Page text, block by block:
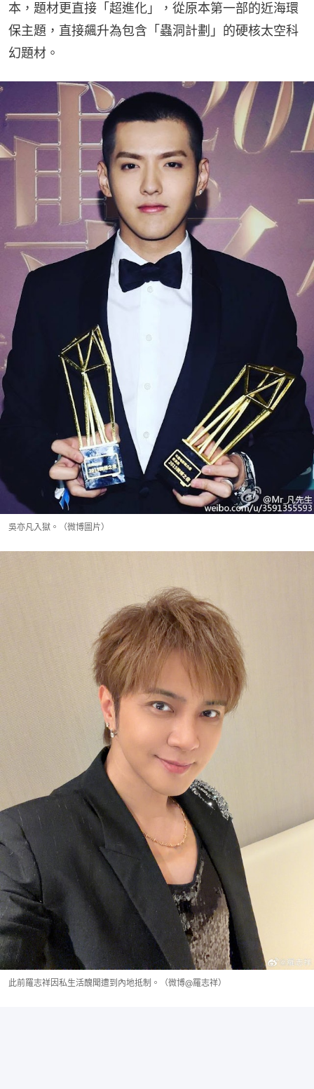
本，題材更直接「超進化」，從原本第一部的近海環
保主題，直接飆升為包含「蟲洞計劃」的硬核太空科
幻題材。
吳亦凡入獄。（微博圖片）
此前羅志祥因私生活醜聞遭到內地抵制。（微博@羅志祥）